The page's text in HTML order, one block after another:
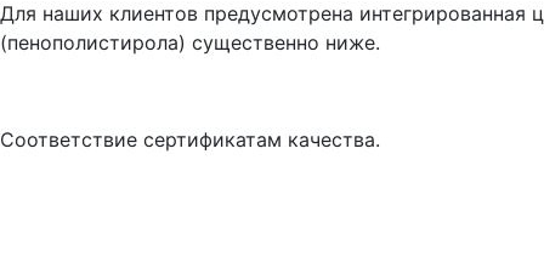
Для наших клиентов предусмотрена интегрированная
(пенополистирола) существенно ниже.
Соответствие сертификатам качества.